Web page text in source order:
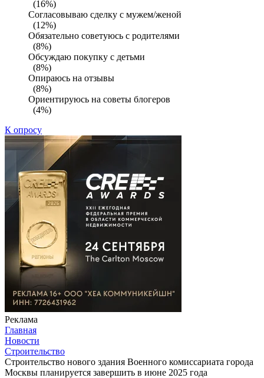
(16%)
Согласовываю сделку с мужем/женой
(12%)
Обязательно советуюсь с родителями
(8%)
Обсуждаю покупку с детьми
(8%)
Опираюсь на отзывы
(8%)
Ориентируюсь на советы блогеров
(4%)
К опросу
Реклама
Главная
Новости
Строительство
Строительство нового здания Военного комиссариата города
Москвы планируется завершить в июне 2025 года